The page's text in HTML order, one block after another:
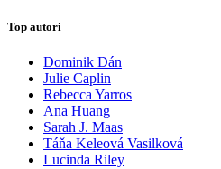
Top autori
Dominik Dán
Julie Caplin
Rebecca Yarros
Ana Huang
Sarah J. Maas
Táňa Keleová Vasilková
Lucinda Riley